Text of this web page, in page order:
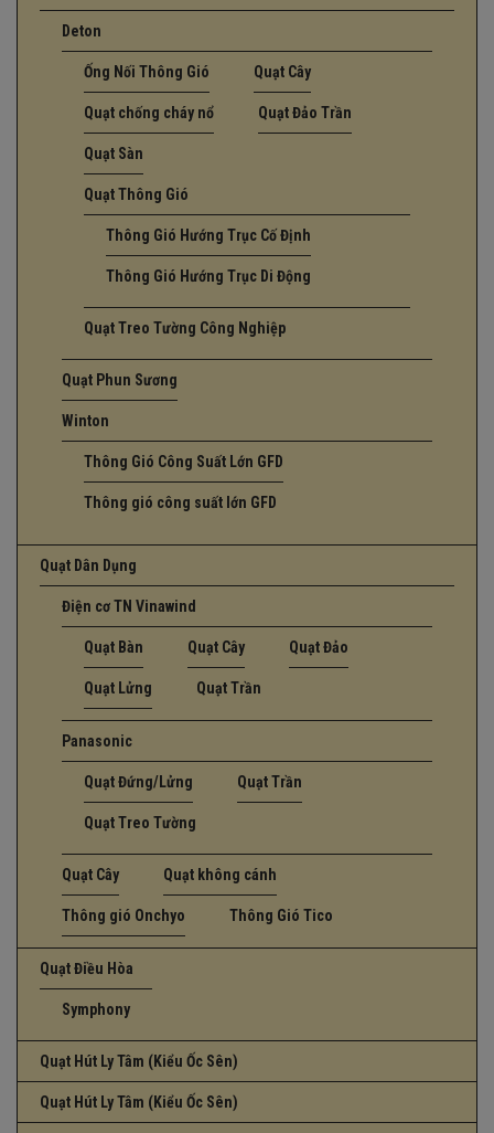
Deton
Ống Nối Thông Gió Quạt Cây
Quạt chống cháy nổ Quạt Đảo Trần
Quạt Sàn
Quạt Thông Gió
Thông Gió Hướng Trục Cố Định
Thông Gió Hướng Trục Di Động
Quạt Treo Tường Công Nghiệp
Quạt Phun Sương
Winton
Thông Gió Công Suất Lớn GFD
Thông gió công suất lớn GFD
Quạt Dân Dụng
Điện cơ TN Vinawind
Quạt Bàn Quạt Cây Quạt Đảo
Quạt Lửng Quạt Trần
Panasonic
Quạt Đứng/Lửng Quạt Trần
Quạt Treo Tường
Quạt Cây Quạt không cánh
Thông gió Onchyo Thông Gió Tico
Quạt Điều Hòa
Symphony
Quạt Hút Ly Tâm (Kiểu Ốc Sên)
Quạt Hút Ly Tâm (Kiểu Ốc Sên)